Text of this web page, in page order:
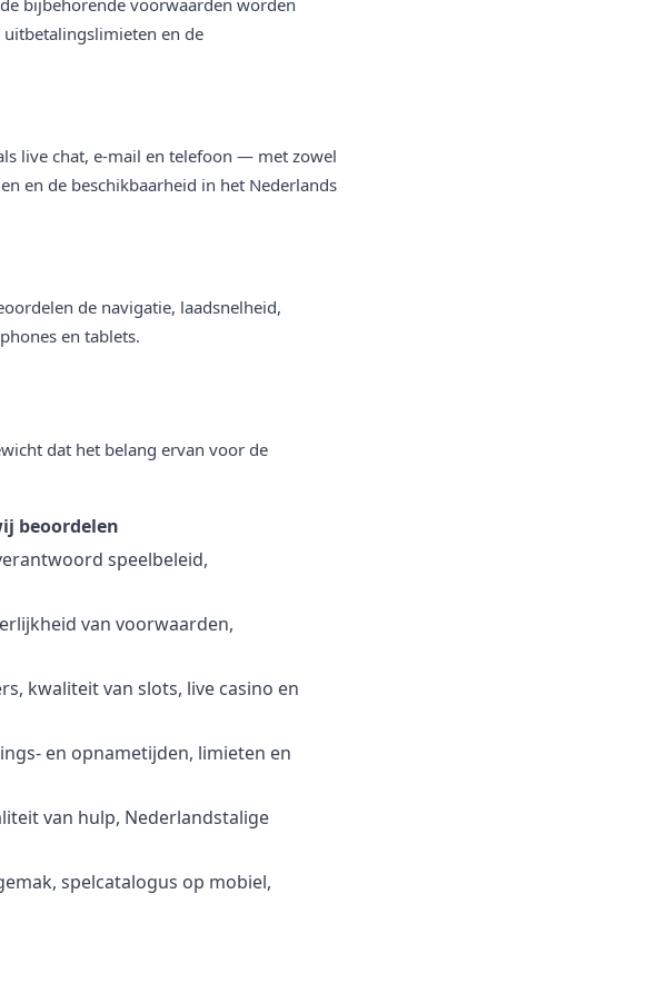
bijbehorende voorwaarden worden
en de
live chat, e-mail en telefoon — met zowel
en de beschikbaarheid in het Nederlands
de navigatie, laadsnelheid,
en tablets.
dat het belang ervan voor de
beoordelen
speelbeleid,
van voorwaarden,
kwaliteit van slots, live casino en
en opnametijden, limieten en
van hulp, Nederlandstalige
spelcatalogus op mobiel,